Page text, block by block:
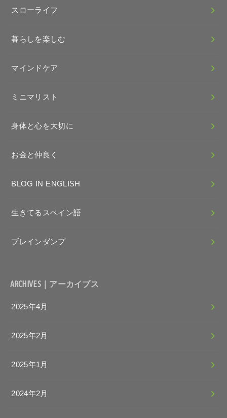
スローライフ
暮らしを楽しむ
マインドケア
ミニマリスト
身体と心を大切に
お金と仲良く
BLOG IN ENGLISH
生きてるスペイン語
ブレインダンプ
ARCHIVES｜アーカイブス
2025年4月
2025年2月
2025年1月
2024年2月